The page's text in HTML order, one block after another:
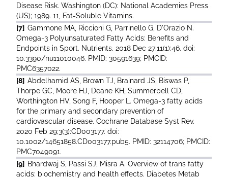
Disease Risk. Washington (DC): National Academies Press
(US); 1989. 11, Fat-Soluble Vitamins.
[7] Gammone MA, Riccioni G, Parrinello G, D'Orazio N.
Omega-3 Polyunsaturated Fatty Acids: Benefits and
Endpoints in Sport. Nutrients. 2018 Dec 27;11(1):46. doi:
10.3390/nu11010046. PMID: 30591639; PMCID:
PMC6357022.
[8] Abdelhamid AS, Brown TJ, Brainard JS, Biswas P,
Thorpe GC, Moore HJ, Deane KH, Summerbell CD,
Worthington HV, Song F, Hooper L. Omega-3 fatty acids
for the primary and secondary prevention of
cardiovascular disease. Cochrane Database Syst Rev.
2020 Feb 29;3(3):CD003177. doi:
10.1002/14651858.CD003177.pub5. PMID: 32114706; PMCID:
PMC7049091.
[9] Bhardwaj S, Passi SJ, Misra A. Overview of trans fatty
acids: biochemistry and health effects. Diabetes Metab